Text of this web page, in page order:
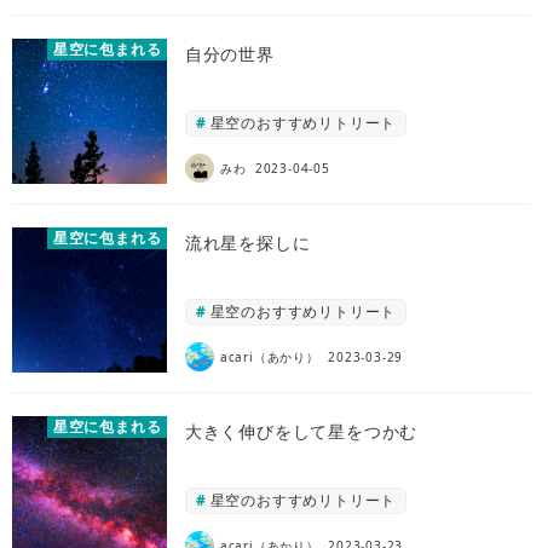
星空に包まれる 自分の世界
星空のおすすめリトリート
みわ 2023-04-05
星空に包まれる 流れ星を探しに
星空のおすすめリトリート
acari（あかり） 2023-03-29
星空に包まれる 大きく伸びをして星をつかむ
星空のおすすめリトリート